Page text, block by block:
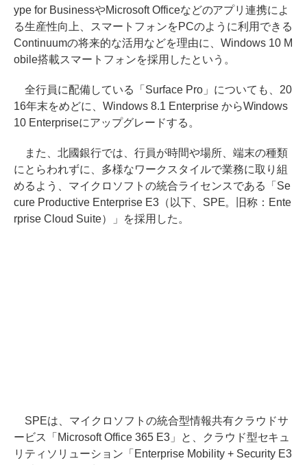
ype for BusinessやMicrosoft Officeなどのアプリ連携によ
る生産性向上、スマートフォンをPCのように利用できる
Continuumの将来的な活用などを理由に、Windows 10 M
obile搭載スマートフォンを採用したという。
全行員に配備している「Surface Pro」についても、20
16年末をめどに、Windows 8.1 Enterprise からWindows
10 Enterpriseにアップグレードする。
また、北國銀行では、行員が時間や場所、端末の種類
にとらわれずに、多様なワークスタイルで業務に取り組
めるよう、マイクロソフトの統合ライセンスである「Se
cure Productive Enterprise E3（以下、SPE。旧称：Ente
rprise Cloud Suite）」を採用した。
SPEは、マイクロソフトの統合型情報共有クラウドサ
ービス「Microsoft Office 365 E3」と、クラウド型セキュ
リティソリューション「Enterprise Mobility + Security E3